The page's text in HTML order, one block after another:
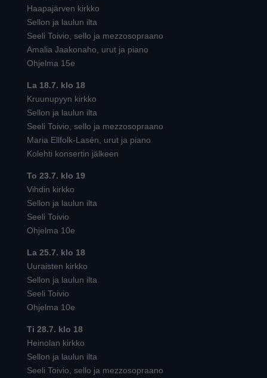
Haapajärven kirkko
Sellon ja laulun ilta
Seeli Toivio, sello ja mezzosopraano
Amalia Jaakonaho, urut ja piano
Ohjelma 15e
La 18.7. klo 18
Kruunupyyn kirkko
Sellon ja laulun ilta
Seeli Toivio, sello ja mezzosopraano
Maria Ellfolk-Lasén, urut ja piano
Kolehti konsertin jälkeen
To 23.7. klo 19
Vihdin kirkko
Sellon ja laulun ilta
Seeli Toivio
Ohjelma 10e
La 25.7. klo 18
Uuraisten kirkko
Sellon ja laulun ilta
Seeli Toivio
Ohjelma 10e
Ti 28.7. klo 18
Heinolan kirkko
Sellon ja laulun ilta
Seeli Toivio, sello ja mezzosopraano